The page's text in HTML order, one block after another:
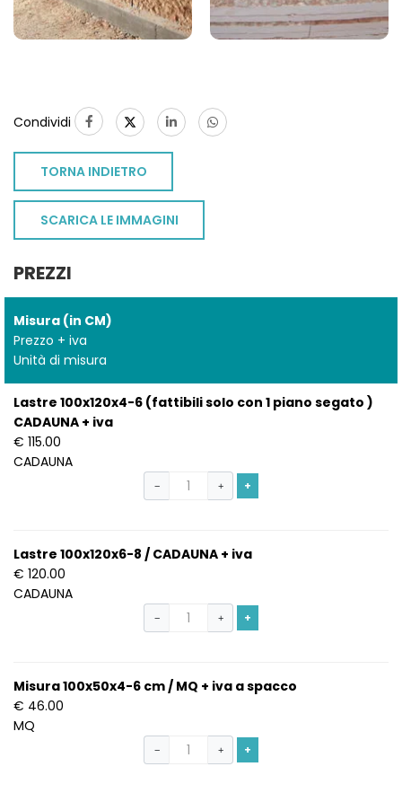
Condividi
TORNA INDIETRO
SCARICA LE IMMAGINI
PREZZI
Misura (in CM)
Prezzo + iva
Unità di misura
Lastre 100x120x4-6 (fattibili solo con 1 piano segato )
CADAUNA + iva
€ 115.00
CADAUNA
− + +
Lastre 100x120x6-8 / CADAUNA + iva
€ 120.00
CADAUNA
− + +
Misura 100x50x4-6 cm / MQ + iva a spacco
€ 46.00
MQ
− + +